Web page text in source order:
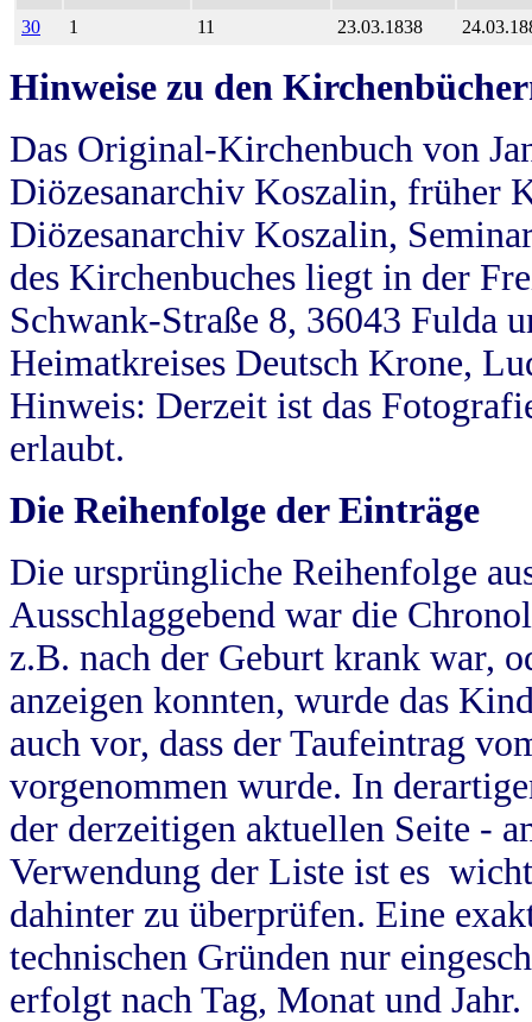
30 1 11 23.03.1838
Hinweise zu den
Das Original-Kirchenbuch von
Diözesanarchiv Koszalin, früher
Diözesanarchiv Koszalin,
des Kirchenbuches liegt in der
Schwank-Straße 8, 36043 Fulda
Heimatkreises Deutsch Krone,
Hinweis: Derzeit ist das
erlaubt.
Die Reihenfolge der Einträge
Die ursprüngliche Reihenfolge
Ausschlaggebend war die
z.B. nach der Geburt krank war,
anzeigen konnten, wurde das
auch vor, dass der Taufeintrag
vorgenommen wurde. In
der derzeitigen aktuellen Seite -
Verwendung der Liste ist es
dahinter zu überprüfen. Eine
technischen Gründen nur
erfolgt nach Tag, Monat und Jahr.